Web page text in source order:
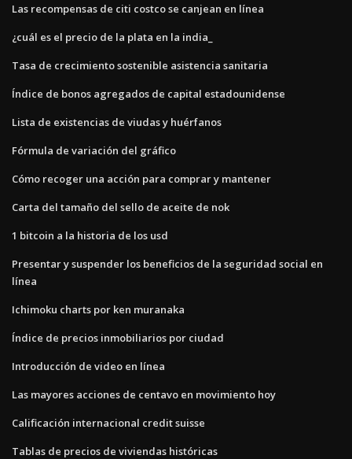
Las recompensas de citi costco se canjean en línea
¿cuál es el precio de la plata en la india_
Tasa de crecimiento sostenible asistencia sanitaria
Índice de bonos agregados de capital estadounidense
Lista de existencias de viudas y huérfanos
Fórmula de variación del gráfico
Cómo recoger una acción para comprar y mantener
Carta del tamaño del sello de aceite de nok
1 bitcoin a la historia de los usd
Presentar y suspender los beneficios de la seguridad social en
línea
Ichimoku charts por ken muranaka
Índice de precios inmobiliarios por ciudad
Introducción de video en línea
Las mayores acciones de centavo en movimiento hoy
Calificación internacional credit suisse
Tablas de precios de viviendas históricas